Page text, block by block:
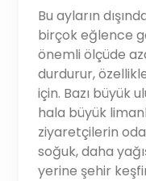
Bu ayların
birçok eğlence
önemli ölçüde
durdurur,
için. Bazı büyük
hala büyük
ziyaretçilerin
soğuk, daha
yerine şehir